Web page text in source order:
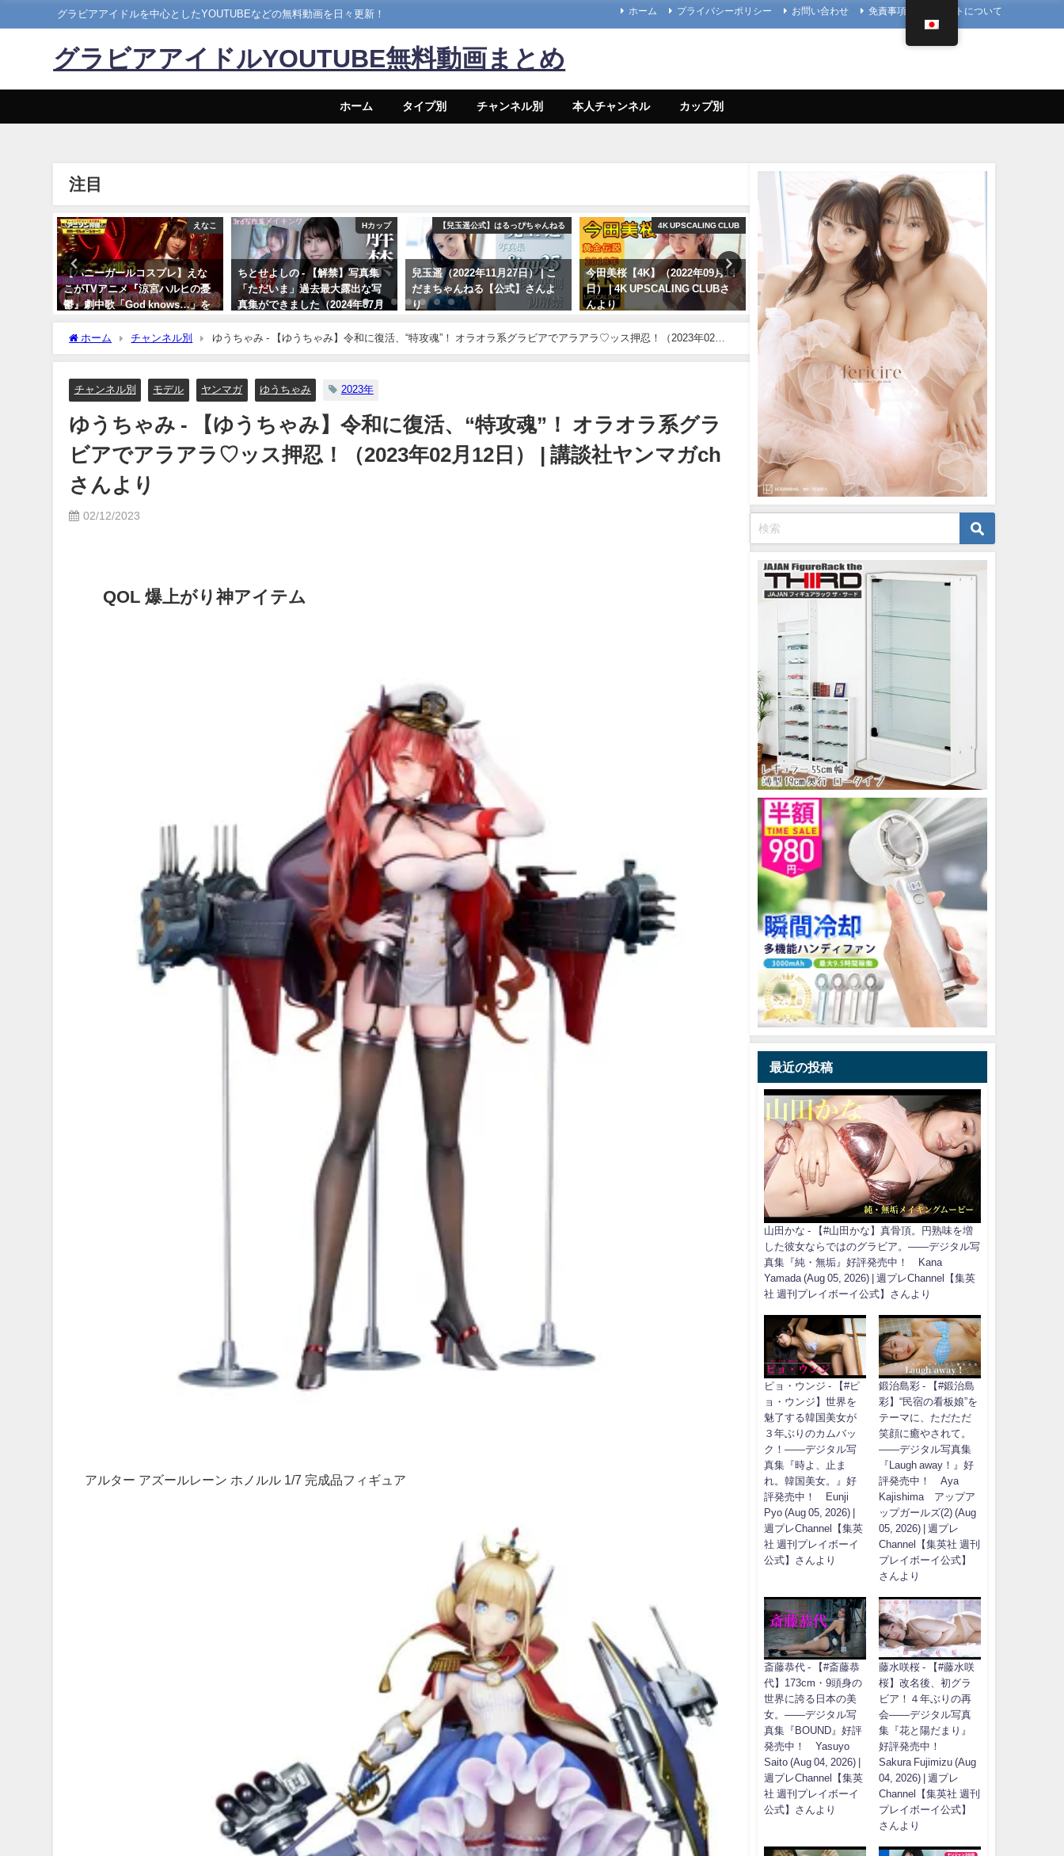
グラビアアイドルを中心としたYOUTUBEなどの無料動画を日々更新！ ホーム プライバシーポリシー お問い合わせ 免責事項 当サイトについて
グラビアアイドルYOUTUBE無料動画まとめ
ホーム タイプ別 チャンネル別 本人チャンネル カップ別
注目
えなこ
【バニーガールコスプレ】えな
こがTVアニメ『涼宮ハルヒの憂
鬱』劇中歌「God knows…」を
神カバー！！
10/17/2024
Hカップ
ちとせよしの - 【解禁】写真集
「ただいま」過去最大露出な写
真集ができました（2024年07月
26日） | よしのんチャンネルさん
より
【兒玉遥公式】はるっぴちゃんねる
兒玉遥（2022年11月27日） | こ
だまちゃんねる【公式】さんよ
り
4K UPSCALING CLUB
今田美桜【4K】（2022年09月14
日） | 4K UPSCALING CLUBさ
んより
写真集PV
櫻井音乃 写真集PV - 【#櫻井音
乃】21歳、音乃パイセンのオト
ナな挑戦ーOtono Sakurai（2023
年12月20日） | 週プレ
Channel【集英社 週刊プレイボ
ーイ公式】さんより
12/20/2023
篠崎愛【4K】（2023年08
日） | 4K UPSCALING
んより
08/25/2023
ホーム チャンネル別
ゆうちゃみ - 【ゆうちゃみ】令和に復活、“特攻魂”！ オラオラ系グラビアでアラアラ♡ッス押忍！（2023年02月
12日） | 講談社ヤンマガchさんより
チャンネル別 モデル ヤンマガ ゆうちゃみ 2023年
ゆうちゃみ - 【ゆうちゃみ】令和に復活、“特攻魂”！ オラオラ系グラ
ビアでアラアラ♡ッス押忍！（2023年02月12日） | 講談社ヤンマガch
さんより
02/12/2023
QOL 爆上がり神アイテム
アルター アズールレーン ホノルル 1/7 完成品フィギュア
最近の投稿
山田かな - 【#山田かな】真骨頂。円熟味を増
した彼女ならではのグラビア。――デジタル写
真集『純・無垢』好評発売中！ Kana
Yamada (Aug 05, 2026) | 週プレChannel【集英
社 週刊プレイボーイ公式】さんより
ピョ・ウンジ - 【#ピ
ョ・ウンジ】世界を
魅了する韓国美女が
３年ぶりのカムバッ
ク！――デジタル写
真集『時よ、止ま
れ。韓国美女。』好
評発売中！ Eunji
Pyo (Aug 05, 2026) |
週プレChannel【集英
社 週刊プレイボーイ
公式】さんより
鍛治島彩 - 【#鍛治島
彩】“民宿の看板娘”を
テーマに、ただただ
笑顔に癒やされて。
――デジタル写真集
『Laugh away！』好
評発売中！ Aya
Kajishima アップア
ップガールズ(2) (Aug
05, 2026) | 週プレ
Channel【集英社 週刊
プレイボーイ公式】
さんより
斎藤恭代 - 【#斎藤恭
代】173cm・9頭身の
世界に誇る日本の美
女。――デジタル写
真集『BOUND』好評
発売中！ Yasuyo
Saito (Aug 04, 2026) |
週プレChannel【集英
社 週刊プレイボーイ
公式】さんより
藤水咲桜 - 【#藤水咲
桜】改名後、初グラ
ビア！４年ぶりの再
会――デジタル写真
集『花と陽だまり』
好評発売中！
Sakura Fujimizu (Aug
04, 2026) | 週プレ
Channel【集英社 週刊
プレイボーイ公式】
さんより